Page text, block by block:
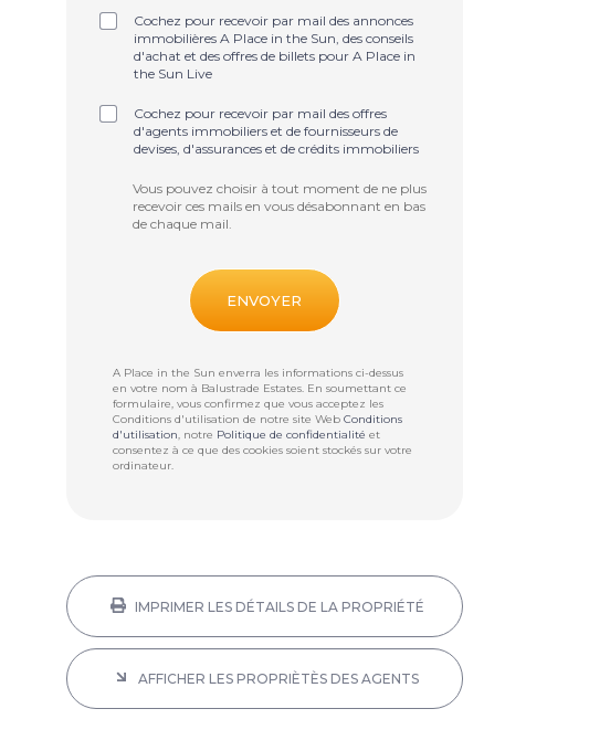
Cochez pour recevoir par mail des annonces
immobilières A Place in the Sun, des conseils
d'achat et des offres de billets pour A Place in
the Sun Live
Cochez pour recevoir par mail des offres
d'agents immobiliers et de fournisseurs de
devises, d'assurances et de crédits immobiliers
Vous pouvez choisir à tout moment de ne plus
recevoir ces mails en vous désabonnant en bas
de chaque mail.
A Place in the Sun enverra les informations ci-dessus
en votre nom à Balustrade Estates. En soumettant ce
formulaire, vous confirmez que vous acceptez les
Conditions d'utilisation de notre site WebConditions
d'utilisation, notre Politique de confidentialité et
consentez à ce que des cookies soient stockés sur votre
ordinateur.
IMPRIMER LES DÉTAILS DE LA PROPRIÉTÉ
AFFICHER LES PROPRIÈTÈS DES AGENTS